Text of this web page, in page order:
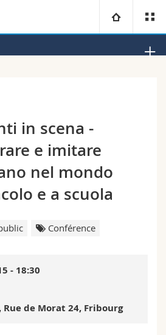
Département
in scena -
e imitare
nel mondo
e a scuola
Conférence
- 18:30
Rue de Morat 24, Fribourg